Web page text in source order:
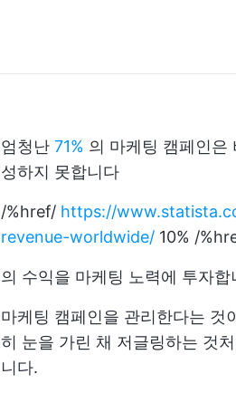
엄청난 71% 의 마케팅 캠페인은
성하지 못합니다
/%href/ https://
revenue-worldwide/ 10% /
의 수익을 마케팅 노력에 투자합
마케팅 캠페인을 관리한다는 것
히 눈을 가린 채 저글링하는 것
니다.